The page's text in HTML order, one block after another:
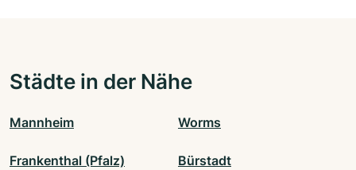
Städte in der Nähe
Mannheim Worms
Frankenthal (Pfalz) Bürstadt